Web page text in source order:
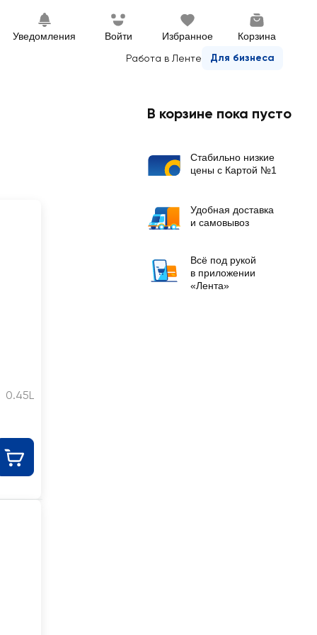
Уведомления Войти Избранное
Корзина
Работа в Ленте
Для бизнеса
0.45L
В корзине пока пусто
Стабильно низкие
цены с Картой №1
Удобная доставка
и самовывоз
Всё под рукой
в приложении
«Лента»